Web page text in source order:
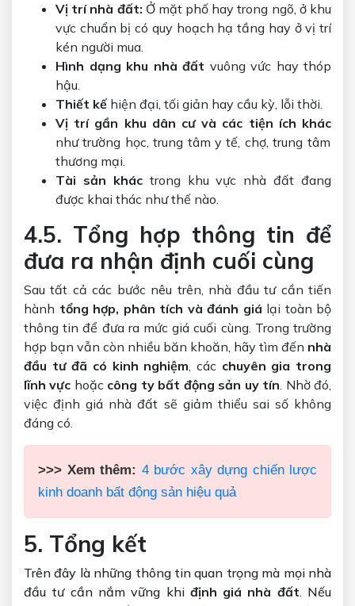
Vị trí nhà đất: Ở mặt phố hay trong ngõ, ở khu
vực chuẩn bị có quy hoạch hạ tầng hay ở vị trí
kén người mua.
Hình dạng khu nhà đất vuông vức hay thóp
hậu.
Thiết kế hiện đại, tối giản hay cầu kỳ, lỗi thời.
Vị trí gần khu dân cư và các tiện ích khác
như trường học, trung tâm y tế, chợ, trung tâm
thương mại.
Tài sản kháctrong khu vực nhà đất đang
được khai thác như thế nào.
4.5. Tổng hợp thông tin để
đưa ra nhận định cuối cùng
Sau tất cả các bước nêu trên, nhà đầu tư cần tiến
hành tổng hợp, phân tích và đánh giá lại toàn bộ
thông tin để đưa ra mức giá cuối cùng. Trong trường
hợp bạn vẫn còn nhiều băn khoăn, hãy tìm đến nhà
đầu tư đã có kinh nghiệm, các chuyên gia trong
lĩnh vực hoặc công ty bất động sản uy tín. Nhờ đó,
việc định giá nhà đất sẽ giảm thiểu sai số không
đáng có.
>>> Xem thêm: 4 bước xây dựng chiến lược
kinh doanh bất động sản hiệu quả
5. Tổng kết
Trên đây là những thông tin quan trọng mà mọi nhà
đầu tư cần nắm vững khi định giá nhà đất. Nếu